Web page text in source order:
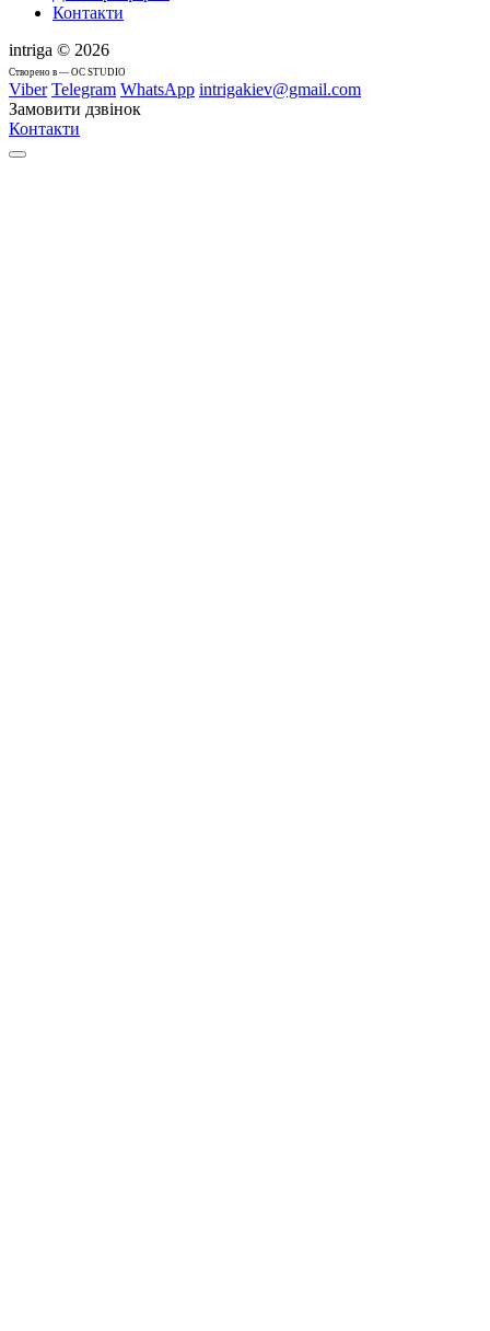
Контакти
intriga © 2026
Cтворено в — OC STUDIO
Viber Telegram WhatsApp intrigakiev@gmail.com
Замовити дзвінок
Контакти